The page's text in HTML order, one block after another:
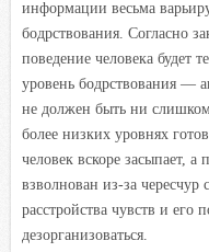
информации весьма
бодрствования. Согласно
поведение человека будет
уровень бодрствования —
не должен быть ни
более низких уровнях
человек вскоре засыпает,
взволнован из-за
расстройства чувств и его
дезорганизоваться.